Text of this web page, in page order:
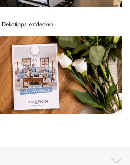
entdecken